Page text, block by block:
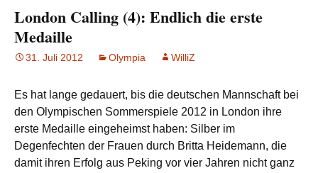
London Calling (4): Endlich die erste
Medaille
31. Juli 2012 Olympia WilliZ
Es hat lange gedauert, bis die deutschen Mannschaft bei
den Olympischen Sommerspiele 2012 in London ihre
erste Medaille eingeheimst haben: Silber im
Degenfechten der Frauen durch Britta Heidemann, die
damit ihren Erfolg aus Peking vor vier Jahren nicht ganz